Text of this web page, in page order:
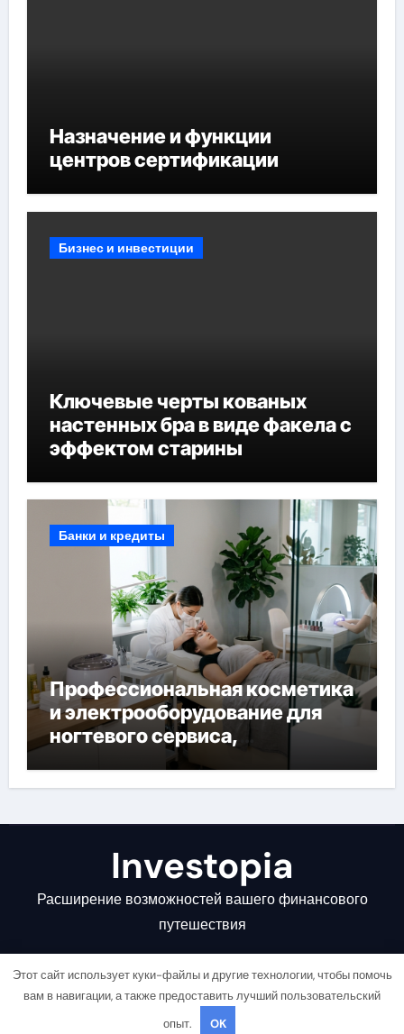
Назначение и функции
центров сертификации
Бизнес и инвестиции
Ключевые черты кованых
настенных бра в виде факела с
эффектом старины
Банки и кредиты
Профессиональная косметика
и электрооборудование для
ногтевого сервиса,
наращивания ресниц и
депиляции
Investopia
Расширение возможностей вашего финансового
путешествия
Copyright © All rights reserved |
Этот сайт использует куки-файлы и другие технологии, чтобы помочь
вам в навигации, а также предоставить лучший пользовательский
опыт.
OK